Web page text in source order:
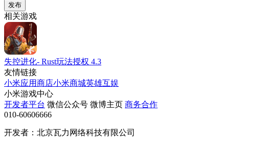
发布
相关游戏
失控进化- Rust玩法授权 4.3
友情链接
小米应用商店小米商城英雄互娱
小米游戏中心
开发者平台 微信公众号 微博主页 商务合作
010-60606666
开发者：北京瓦力网络科技有限公司